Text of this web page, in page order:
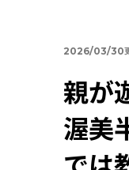
2026/03/30
親が
渥美